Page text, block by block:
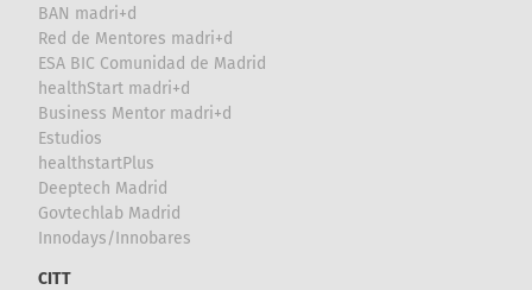
BAN madri+d
Red de Mentores madri+d
ESA BIC Comunidad de Madrid
healthStart madri+d
Business Mentor madri+d
Estudios
healthstartPlus
Deeptech Madrid
Govtechlab Madrid
Innodays/Innobares
CITT